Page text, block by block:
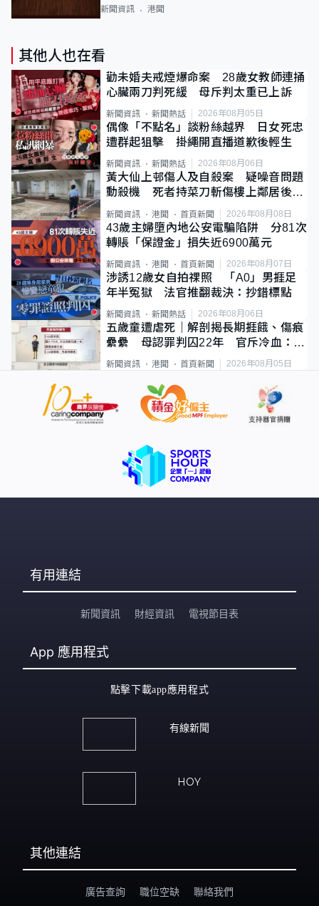
新聞資訊 港聞
其他人也在看
勸未婚夫戒煙爆命案 28歲女教師連捅
心臟兩刀判死緩 母斥判太重已上訴
新聞資訊 新聞熱話 2026年08月05日
偶像「不點名」談粉絲越界 日女死忠
遭群起狙擊 掛繩開直播道歉後輕生
新聞資訊 新聞熱話 2026年08月06日
黃大仙上邨傷人及自殺案 疑噪音問題
動殺機 死者持菜刀斬傷樓上鄰居後墮
新聞資訊 港聞 首頁新聞 2026年08月08日
43歲主婦墮內地公安電騙陷阱 分81次
轉賬「保證金」損失近6900萬元
新聞資訊 港聞 首頁新聞 2026年08月07日
涉誘12歲女自拍祼照 「A0」男捱足
年半冤獄 法官推翻裁決：抄錯標點
新聞資訊 新聞熱話 2026年08月06日
五歲童遭虐死｜解剖揭長期捱餓、傷痕
纍纍 母認罪判囚22年 官斥冷血：同
類案最惡劣
新聞資訊 港聞 首頁新聞 2026年08月05日
有用連結
新聞資訊 財經資訊 電視節目表
App 應用程式
點擊下載app應用程式
有線新聞
HOY
其他連結
廣告查詢 職位空缺 聯絡我們